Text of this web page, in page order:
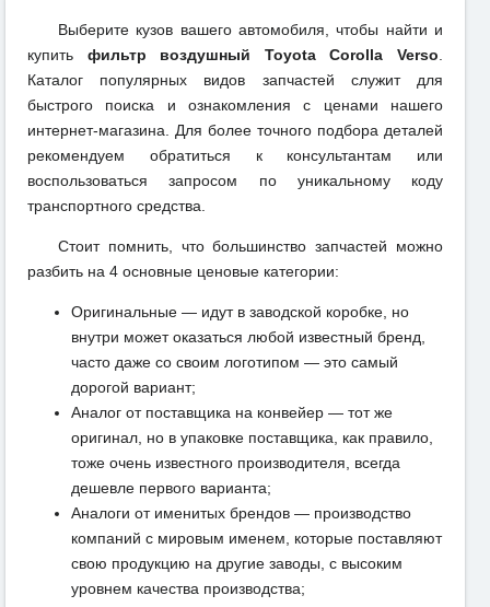
Выберите кузов вашего автомобиля, чтобы найти и
купить фильтр воздушный Toyota Corolla Verso
Каталог популярных видов запчастей служит для
быстрого поиска и ознакомления с ценами нашего
интернет-магазина. Для более точного подбора деталей
рекомендуем обратиться к консультантам или
воспользоваться запросом по уникальному коду
транспортного средства.
Стоит помнить, что большинство запчастей можно
разбить на 4 основные ценовые категории:
Оригинальные — идут в заводской коробке, но
внутри может оказаться любой известный бренд,
часто даже со своим логотипом — это самый
дорогой вариант;
Аналог от поставщика на конвейер — тот же
оригинал, но в упаковке поставщика, как правило,
тоже очень известного производителя, всегда
дешевле первого варианта;
Аналоги от именитых брендов — производство
компаний с мировым именем, которые поставляют
свою продукцию на другие заводы, с высоким
уровнем качества производства;